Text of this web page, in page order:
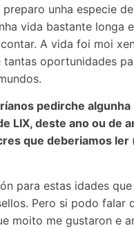
unha especie
vida bastante longa
A vida foi moi
oportunidades
pedirche algunha
LIX, deste ano ou de
que deberiamos ler
para estas idades
Pero si podo falar
moito me gustaron e